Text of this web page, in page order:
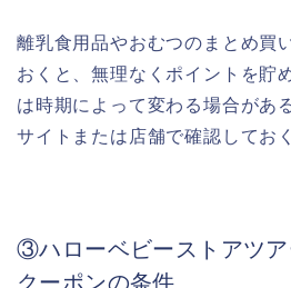
離乳食用品やおむつのまとめ買
おくと、無理なくポイントを貯
は時期によって変わる場合があ
サイトまたは店舗で確認してお
③ハローベビーストアツ
クーポンの条件